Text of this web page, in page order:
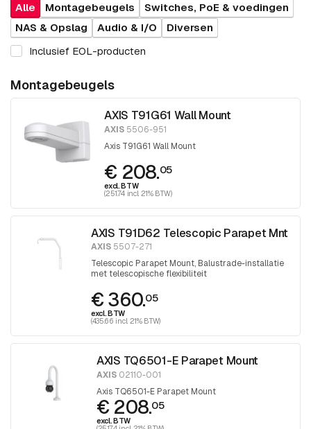
Alle Montagebeugels
Switches, PoE & voedingen
NAS & Opslag
Audio & I/O
Diversen
Inclusief EOL-producten
Montagebeugels
AXIS T91G61 Wall Mount
AXIS 5506-951
Axis T91G61 Wall Mount
€ 208.05
excl. BTW
(251.74 incl. 21% BTW)
AXIS T91D62 Telescopic Parapet Mnt
AXIS 5507-271
Telescopic Parapet Mount, Balustrade-installatie
met telescopische flexibiliteit
€ 360.05
excl. BTW
(435.66 incl. 21% BTW)
AXIS TQ6501-E Parapet Mount
AXIS02110-001
Axis TQ6501-E Parapet Mount
€ 208.05
excl. BTW